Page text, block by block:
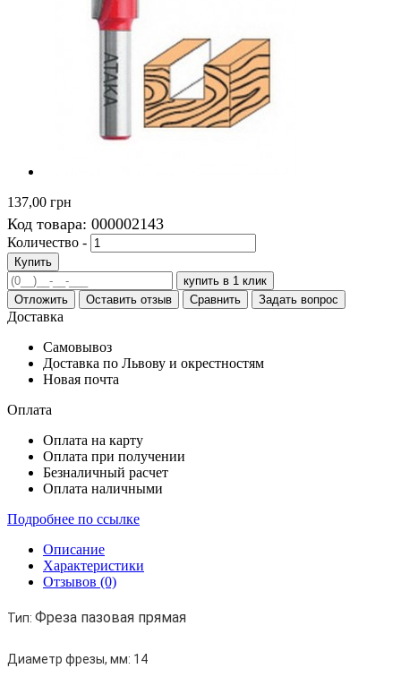
137,00 грн
Код товара: 000002143
Количество -
Купить
купить в 1 клик
Отложить
Оставить отзыв Сравнить Задать вопрос
Доставка
Самовывоз
Доставка по Львову и окрестностям
Новая почта
Оплата
Оплата на карту
Оплата при получении
Безналичный расчет
Оплата наличными
Подробнее по ссылке
Описание
Характеристики
Отзывов (0)
Тип: Фреза пазовая прямая
Диаметр фрезы, мм: 14